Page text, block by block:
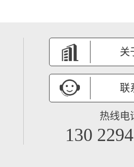
关
联
热线电
130